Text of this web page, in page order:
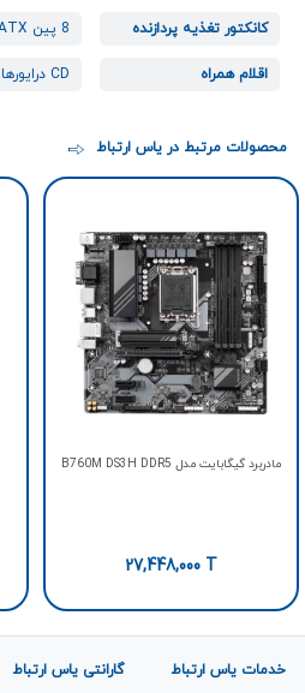
کانکتور تغذیه پردازنده 8 پین ATX
اقلام همراه CD درایورها
محصولات مرتبط در یاس ارتباط
مادربرد گیگابایت مدل B760M DS3H DDR5
27,448,000 T
خدمات یاس ارتباط گارانتی یاس ارتباط